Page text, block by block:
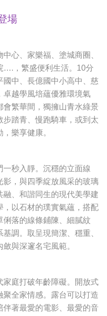
場
心、家樂福、塗城商圈、
….，繁盛便利生活。10分
中、長億國中小高中、慈
卓越學風培蘊優雅環境氣
會繁華間，獨擁山青水綠景
步踏青、慢跑騎車，或到太
樂享健康。
秒入靜。沉穩的立面線
，與四季綻放風采的玻璃
、和諧同生的現代美學建
，以石材的璞實氣蘊，搭配
俐落的線條鋪陳、細膩紋
調。取呈現簡潔、穩重、
與深邃名宅風範。
庭打破年齡障礙。開放式
全家情感。露台可以打造
著最愛的電影、最愛的音